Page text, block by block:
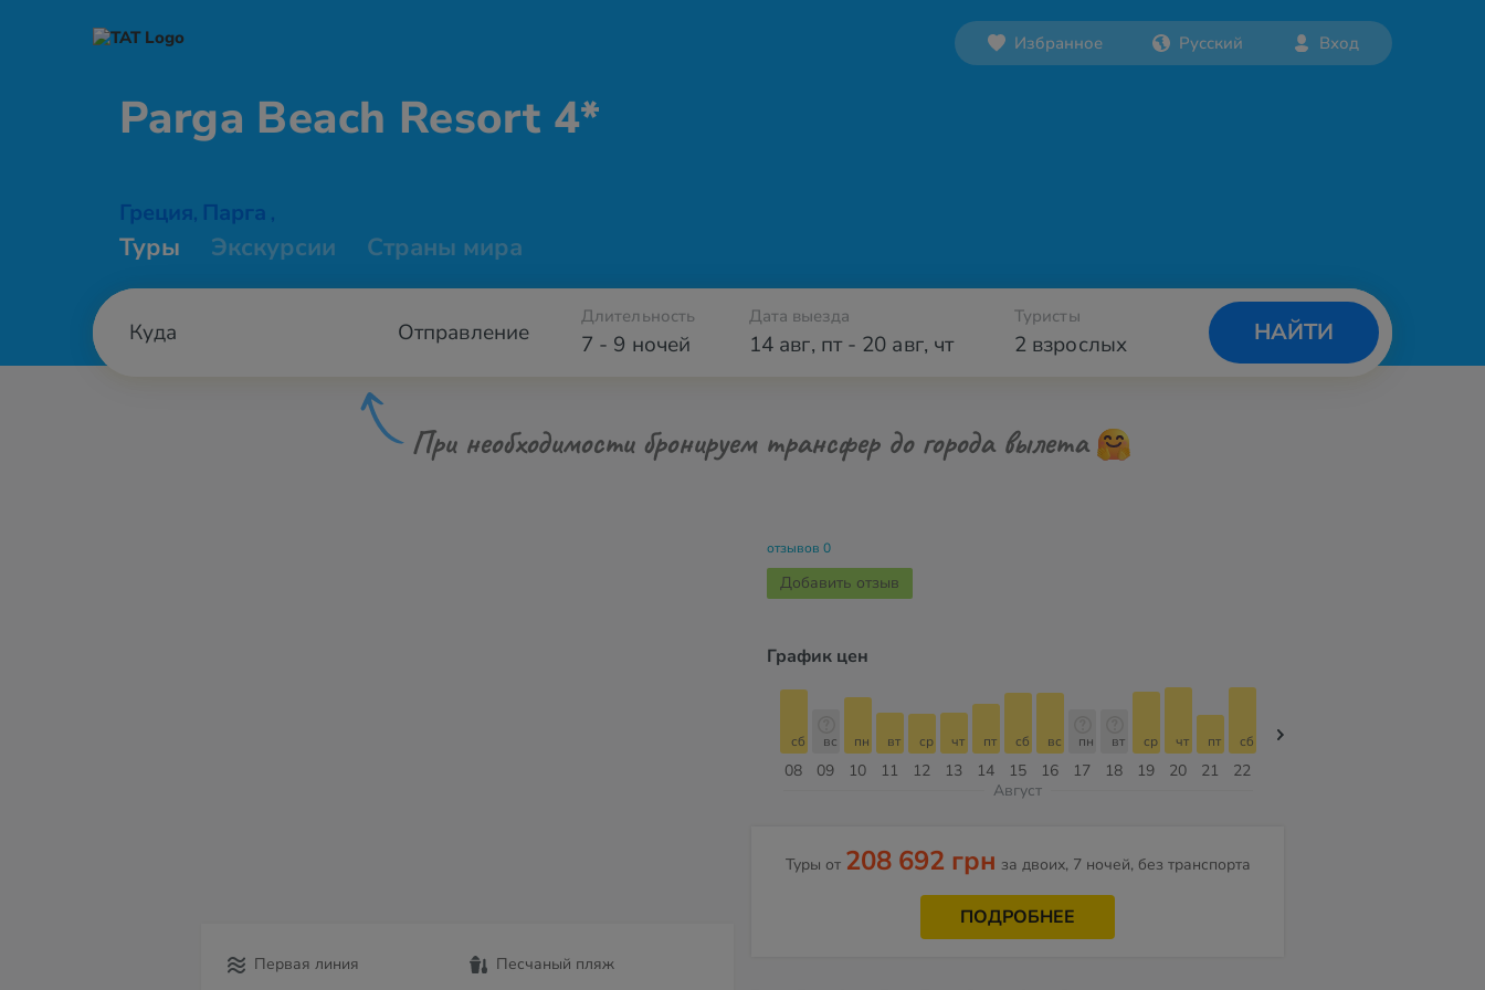
Избранное Русский Вход
Parga Beach Resort 4*
Греция, Парга ,
Туры Экскурсии Страны мира
Отправление 7 - 9 ночей
Длительность Дата выезда
14 авг, пт- 20 авг, чт 2 взрослых
Туристы
НАЙТИ
При необходимости бронируем трансфер до города вылета
Первая линия Песчаный пляж
отзывов 0
Добавить отзыв
График цен
08
сб
09
вс
10
пн
11
вт
12
ср
13
чт
14
пт
15
сб
16
вс
17
пн
18
вт
19
ср
20
чт
21
пт
22
сб
Август
Туры от 208 692 грн за двоих, 7 ночей, без транспорта
ПОДРОБНЕЕ